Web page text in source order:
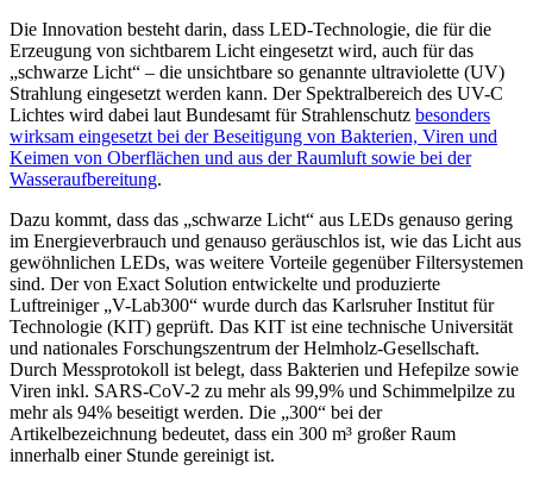
Die Innovation besteht darin, dass LED-Technologie, die für die
Erzeugung von sichtbarem Licht eingesetzt wird, auch für das
„schwarze Licht“ – die unsichtbare so genannte ultraviolette (UV)
Strahlung eingesetzt werden kann. Der Spektralbereich des UV-C
Lichtes wird dabei laut Bundesamt für Strahlenschutz besonders
wirksam eingesetzt bei der Beseitigung von Bakterien, Viren und
Keimen von Oberflächen und aus der Raumluft sowie bei der
Wasseraufbereitung.
Dazu kommt, dass das „schwarze Licht“ aus LEDs genauso gering
im Energieverbrauch und genauso geräuschlos ist, wie das Licht aus
gewöhnlichen LEDs, was weitere Vorteile gegenüber Filtersystemen
sind. Der von Exact Solution entwickelte und produzierte
Luftreiniger „V-Lab300“ wurde durch das Karlsruher Institut für
Technologie (KIT) geprüft. Das KIT ist eine technische Universität
und nationales Forschungszentrum der Helmholz-Gesellschaft.
Durch Messprotokoll ist belegt, dass Bakterien und Hefepilze sowie
Viren inkl. SARS-CoV-2 zu mehr als 99,9% und Schimmelpilze zu
mehr als 94% beseitigt werden. Die „300“ bei der
Artikelbezeichnung bedeutet, dass ein 300 m³ großer Raum
innerhalb einer Stunde gereinigt ist.